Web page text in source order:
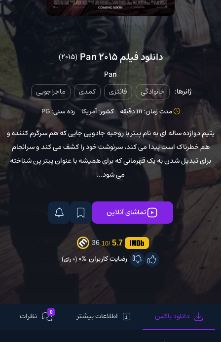
دانلود فیلم Pan 2015 (2015)
Pan
ژانرها: خانوادگی فانتزی کمدی ماجراجویی
مدت زمان: 111 دقیقه کشور:آمریکا رده سنی:PG
یتیم دوازده ساله ای به نام پیتر با روحیه جادویی جایی که هم سرگرم کننده و
هم خطرناک است پیدا می کند، سرنوشت خود را کشف می کند و سرانجام
برای تبدیل شدن به یک قهرمانی که برای همیشه با عنوان پیتر پن شناخته
می شود...
تماشای آنلاین
5.7
/10
36
رضایت کاربران 0%(0 رای)
دانلود باکس اطلاعات بیشتر 0 نظرات